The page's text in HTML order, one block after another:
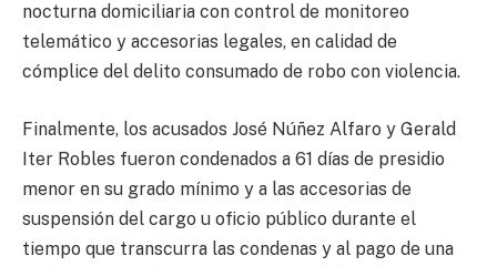
nocturna domiciliaria con control de monitoreo
telemático y accesorias legales, en calidad de
cómplice del delito consumado de robo con violencia.
Finalmente, los acusados José Núñez Alfaro y Gerald
Iter Robles fueron condenados a 61 días de presidio
menor en su grado mínimo y a las accesorias de
suspensión del cargo u oficio público durante el
tiempo que transcurra las condenas y al pago de una